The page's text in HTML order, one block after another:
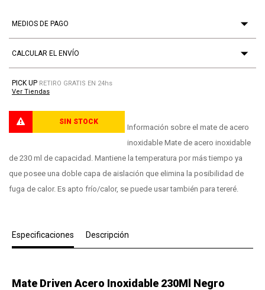
MEDIOS DE PAGO
CALCULAR EL ENVÍO
PICK UP RETIRO GRATIS EN 24hs
Ver Tiendas
SIN STOCK
PROCESANDO
Información sobre el mate de acero
inoxidable Mate de acero inoxidable
de 230 ml de capacidad. Mantiene la temperatura por más tiempo ya
que posee una doble capa de aislación que elimina la posibilidad de
fuga de calor. Es apto frío/calor, se puede usar también para tereré.
Especificaciones Descripción
Mate Driven Acero Inoxidable 230Ml Negro